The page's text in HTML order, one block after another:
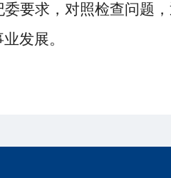
委要求，对照检查问题
发展。